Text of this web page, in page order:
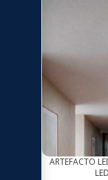
ARTEFACTO